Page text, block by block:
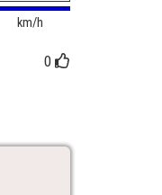
km/h
0